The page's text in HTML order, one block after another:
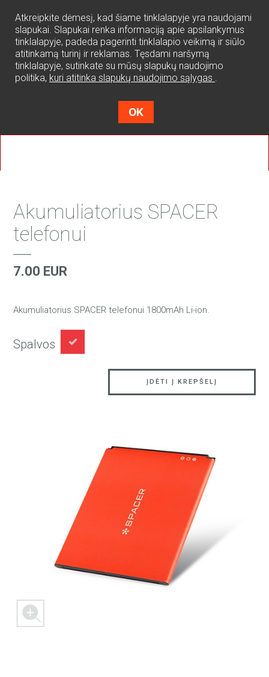
Atkreipkite dėmesį, kad šiame tinklalapyje yra naudojami
slapukai. Slapukai renka informaciją apie apsilankymus
tinklalapyje, padeda pagerinti tinklalapio veikimą ir siūlo
atitinkamą turinį ir reklamas. Tęsdami naršymą
tinklalapyje, sutinkate su mūsų slapukų naudojimo
politika, kuri atitinka slapukų naudojimo sąlygas .
OK
0
Akumuliatorius SPACER
telefonui
7.00 EUR
Akumuliatorius SPACER telefonui 1800mAh Li-ion.
Spalvos
ĮDĖTI Į KREPŠELĮ